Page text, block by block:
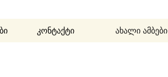
კონტაქტი ახალი ამბები